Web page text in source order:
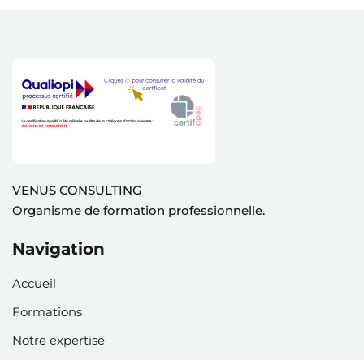
compte
VENUS CONSULTING
Organisme de formation professionnelle.
Navigation
Accueil
Formations
Notre expertise